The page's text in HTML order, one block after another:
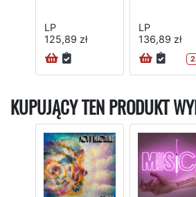
LP
125,89 zł
LP
136,89 zł
KUPUJĄCY TEN PRODUKT